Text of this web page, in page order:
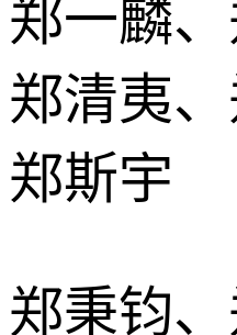
郑一麟、
郑清夷、
郑斯宇
郑秉钧、